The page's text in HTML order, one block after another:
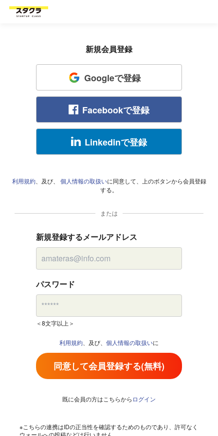
新規会員登録
Googleで登録
Facebookで登録
Linkedinで登録
利用規約、及び、 個人情報の取扱いに同意して、上のボタンから会員登録
する。
または
新規登録するメールアドレス
パスワード
＜8文字以上＞
利用規約 、及び、 個人情報の取扱いに
同意して会員登録する(無料)
既に会員の方はこちらから ログイン
※こちらの連携はIDの正当性を確認するためのものであり、許可なく
ウォールへの投稿などは行いません。